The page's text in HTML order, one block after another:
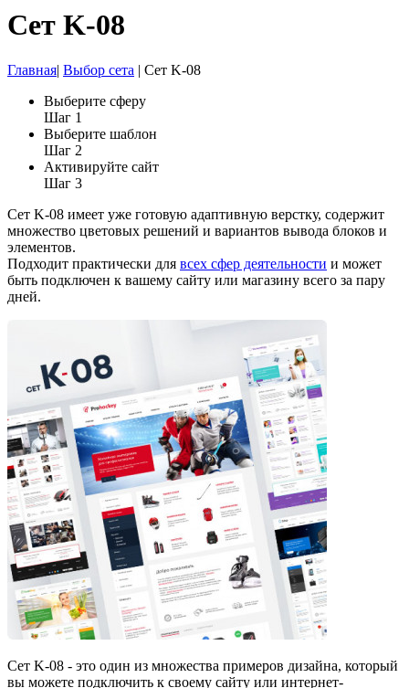
Сет K-08
Главная| Выбор сета | Сет K-08
Выберите сферу
Шаг 1
Выберите шаблон
Шаг 2
Активируйте сайт
Шаг 3
Сет K-08 имеет уже готовую адаптивную верстку, содержит
множество цветовых решений и вариантов вывода блоков и
элементов.
Подходит практически для всех сфер деятельности и может
быть подключен к вашему сайту или магазину всего за пару
дней.
Сет K-08 - это один из множества примеров дизайна, который
вы можете подключить к своему сайту или интернет-